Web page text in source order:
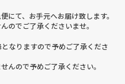
にて、お手元へお届け致します。
のでご了承くださいませ。
なりますので予めご了承くださ
んので予めご了承ください。